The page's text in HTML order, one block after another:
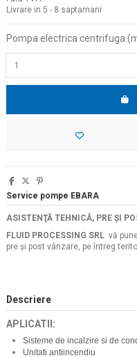
Livrare in 5 - 8 saptamani
Pompa electrica centrifuga
Service pompe EBARA
ASISTENŢĂ TEHNICĂ, PRE ŞI
FLUID PROCESSING SRL vă
pre şi post vânzare, pe întreg
Descriere
APLICATII:
Sisteme de incalzire si de
Unitati antiincendiu